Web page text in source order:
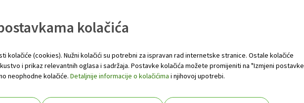
retail bankarstvo;
korporativno bankarstvo;
sektor koja nisu obuhvaćena nijednom od navedenih kategorija.
kolačića
kolačiće (cookies). Nužni kolačići su potrebni za ispravan rad internetske stranice. Ostale kolačiće
i prikaz relevantnih oglasa i sadržaja. Postavke kolačića možete promijeniti na "Izmjeni postavke
neophodne kolačiće. Detaljnije informacije o kolačićima i njihovoj upotrebi.